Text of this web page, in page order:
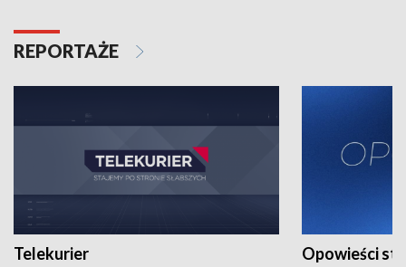
REPORTAŻE
Telekurier Opowieści